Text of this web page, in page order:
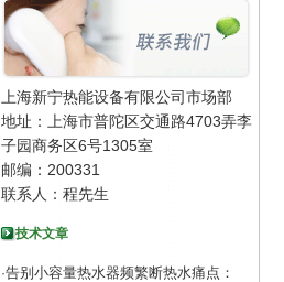
上海新宁热能设备有限公司市场部
地址：上海市普陀区交通路4703弄李
子园商务区6号1305室
邮编：200331
联系人：程先生
技术文章
·告别小容量热水器频繁断热水痛点：